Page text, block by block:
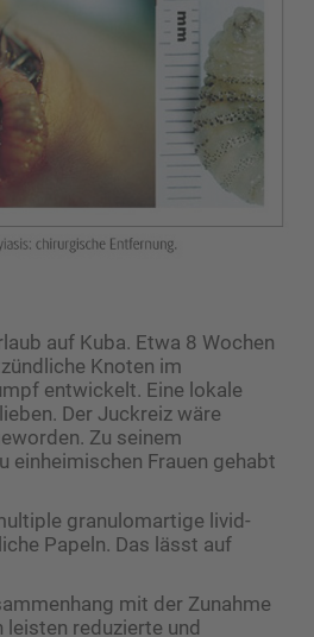
auf Kuba. Etwa 8 Wochen
Knoten im
entwickelt. Eine lokale
Der Juckreiz wäre
Zu seinem
einheimischen Frauen gehabt
granulomartige livid-
Papeln. Das lässt auf
mit der Zunahme
reduzierte und